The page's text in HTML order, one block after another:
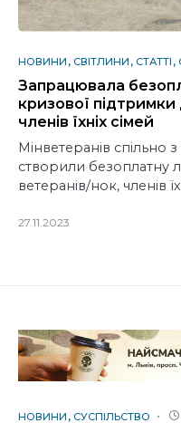
НОВИНИ СВІТЛИНИ СТАТТІ
Запрацювала
кризової
членів їхніх сімей
Мінветеранів спільно
створили безоплатну
ветеранів/нок, членів
27.11.2023
НОВИНИ СУСПІЛЬСТВО